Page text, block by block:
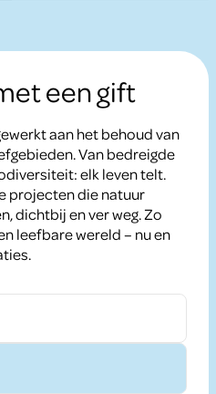
een gift
aan het behoud van
Van bedreigde
elk leven telt.
projecten die natuur
dichtbij en ver weg. Zo
leefbare wereld – nu en